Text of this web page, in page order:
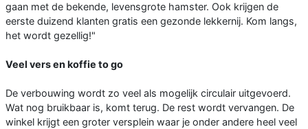
gaan met de bekende, levensgrote hamster. Ook krijgen de
eerste duizend klanten gratis een gezonde lekkernij. Kom langs,
het wordt gezellig!"
Veel vers en koffie to go
De verbouwing wordt zo veel als mogelijk circulair uitgevoerd.
Wat nog bruikbaar is, komt terug. De rest wordt vervangen. De
winkel krijgt een groter versplein waar je onder andere heel veel